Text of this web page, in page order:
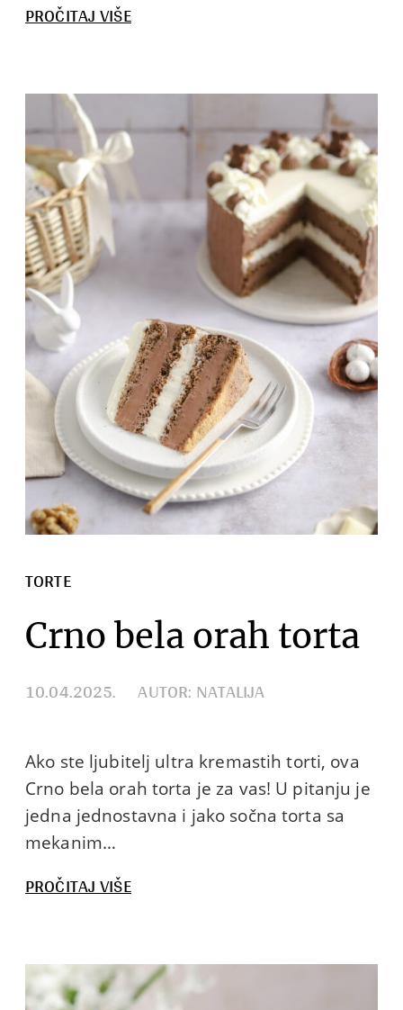
PROČITAJ VIŠE:
TORTA
TORTE
Crno bela orah torta
10.04.2025. AUTOR: NATALIJA
Ako ste ljubitelj ultra kremastih torti, ova
Crno bela orah torta je za vas! U pitanju je
jedna jednostavna i jako sočna torta sa
mekanim…
PROČITAJ VIŠE:
ORAH
TORTA